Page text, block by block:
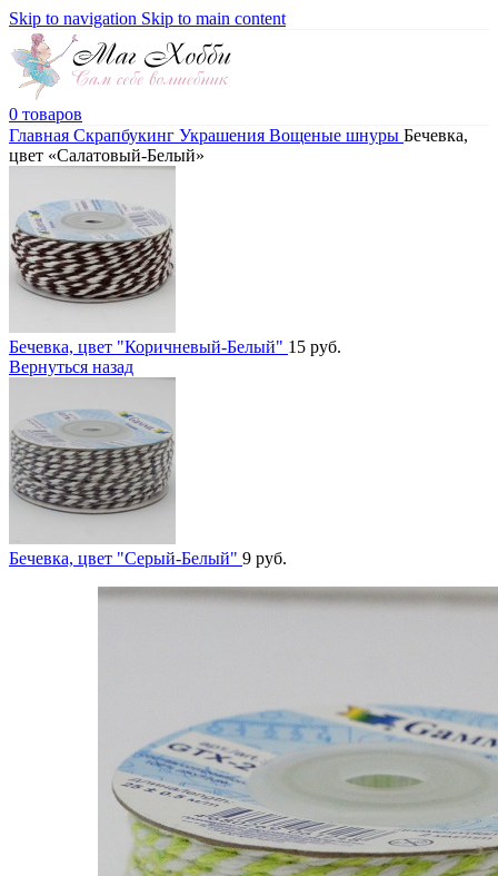
Skip to navigation Skip to main content
0 товаров
Главная Скрапбукинг Украшения Вощеные шнуры Бечевка,
цвет «Салатовый-Белый»
Бечевка, цвет "Коричневый-Белый" 15 руб.
Вернуться назад
Бечевка, цвет "Серый-Белый" 9 руб.